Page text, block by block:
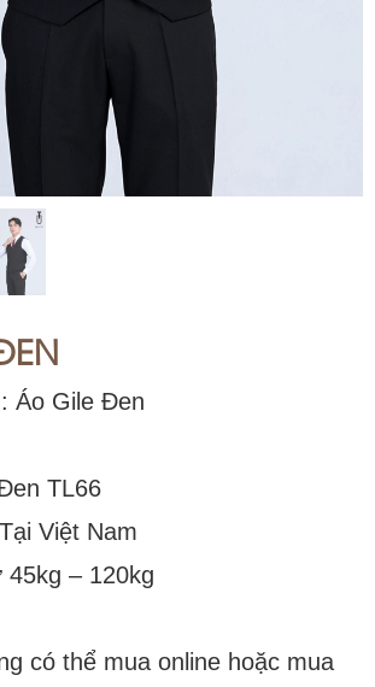
Áo Gile Đen
TL66
Việt Nam
– 120kg
có thể mua online hoặc mua